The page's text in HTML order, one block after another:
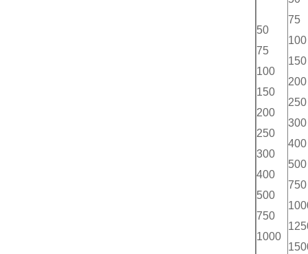
50
75
100
150
200
250
300
400
500
750
1000
75
100
150
200
250
300
400
500
750